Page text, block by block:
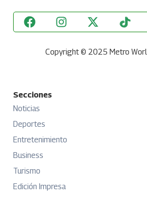
Copyright © 2025 Metro
Secciones
Noticias
Deportes
Entretenimiento
Business
Turismo
Edición Impresa